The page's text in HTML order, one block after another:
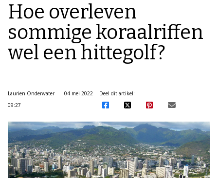
Hoe overleven
sommige koraalriffen
wel een hittegolf?
Laurien Onderwater
04 mei 2022
09:27
Deel dit artikel: